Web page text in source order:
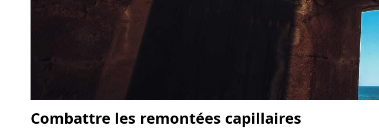
Combattre les remontées capillaires